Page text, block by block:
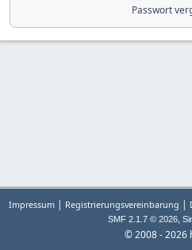
Passwort
Impressum | Registrierungsvereinbarung |
SMF 2.1.7 © 2026,
© 2008 - 2026